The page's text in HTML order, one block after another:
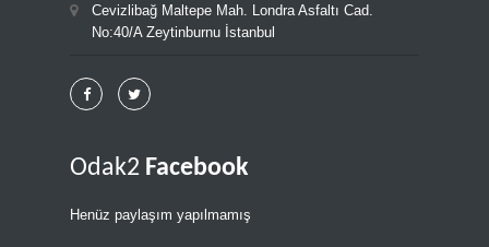
Cevizlibağ Maltepe Mah. Londra Asfaltı Cad.
No:40/A Zeytinburnu İstanbul
Odak2 Facebook
Henüz paylaşım yapılmamış